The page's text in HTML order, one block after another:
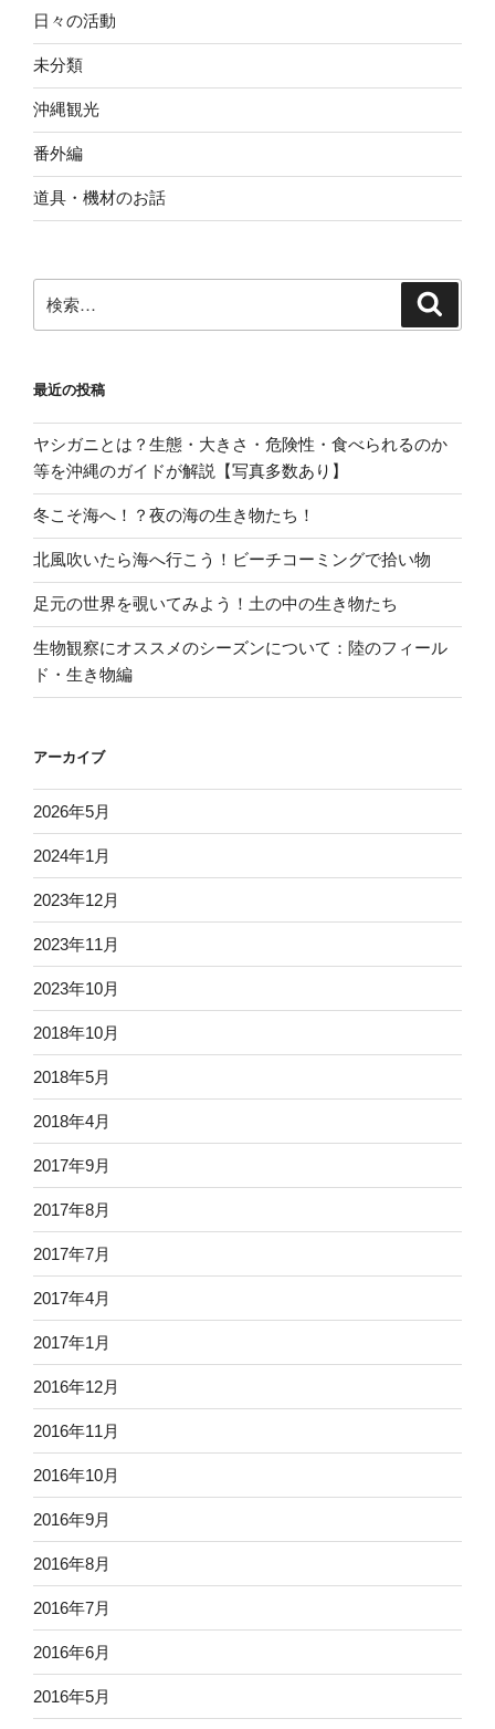
日々の活動
未分類
沖縄観光
番外編
道具・機材のお話
索:
最近の投稿
ヤシガニとは？生態・大きさ・危険性・食べられるのか
等を沖縄のガイドが解説【写真多数あり】
冬こそ海へ！？夜の海の生き物たち！
北風吹いたら海へ行こう！ビーチコーミングで拾い物
足元の世界を覗いてみよう！土の中の生き物たち
生物観察にオススメのシーズンについて：陸のフィール
ド・生き物編
アーカイブ
2026年5月
2024年1月
2023年12月
2023年11月
2023年10月
2018年10月
2018年5月
2018年4月
2017年9月
2017年8月
2017年7月
2017年4月
2017年1月
2016年12月
2016年11月
2016年10月
2016年9月
2016年8月
2016年7月
2016年6月
2016年5月